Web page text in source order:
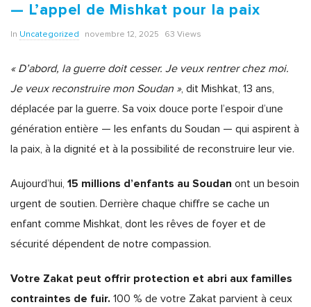
— L’appel de Mishkat pour la paix
In Uncategorized novembre 12, 2025 63 Views
« D’abord, la guerre doit cesser. Je veux rentrer chez moi.
Je veux reconstruire mon Soudan », dit Mishkat, 13 ans,
déplacée par la guerre. Sa voix douce porte l’espoir d’une
génération entière — les enfants du Soudan — qui aspirent à
la paix, à la dignité et à la possibilité de reconstruire leur vie.
Aujourd’hui, 15 millions d’enfants au Soudan ont un besoin
urgent de soutien. Derrière chaque chiffre se cache un
enfant comme Mishkat, dont les rêves de foyer et de
sécurité dépendent de notre compassion.
Votre Zakat peut offrir protection et abri aux familles
contraintes de fuir. 100 % de votre Zakat parvient à ceux